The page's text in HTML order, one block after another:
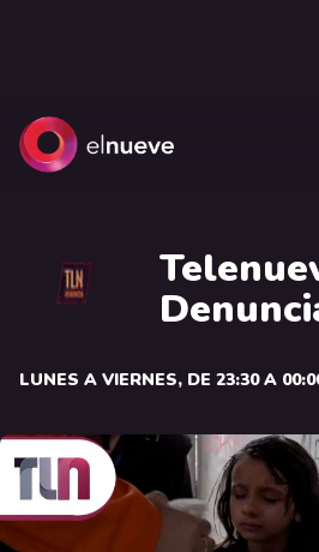
LUNES A VIERNES, DE 23:30 A